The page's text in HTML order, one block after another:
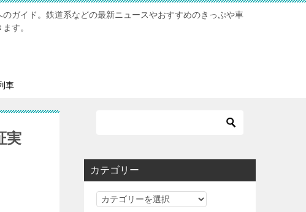
ガイド。鉄道系などの最新ニュースやおすすめのきっぷや車
す。
車
実
カテゴリー
カ